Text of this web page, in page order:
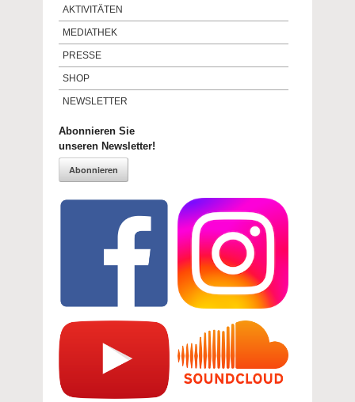
AKTIVITÄTEN
MEDIATHEK
PRESSE
SHOP
NEWSLETTER
Abonnieren Sie
unseren Newsletter!
Abonnieren